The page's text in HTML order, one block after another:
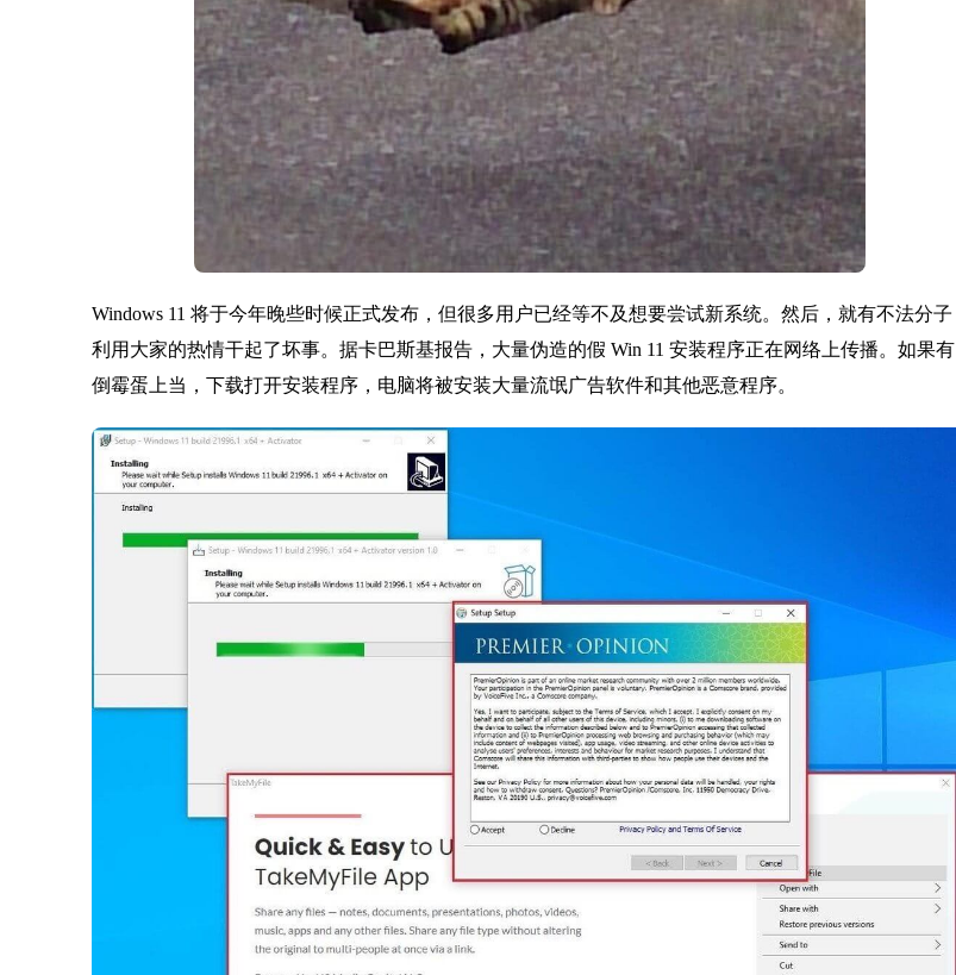
Windows 11 将于今年晚些时候正式发布，但很多用户已经等不及想要尝试新系统。然后，就有不法分子
利用大家的热情干起了坏事。据卡巴斯基报告，大量伪造的假 Win 11 安装程序正在网络上传播。如果有
倒霉蛋上当，下载打开安装程序，电脑将被安装大量流氓广告软件和其他恶意程序。